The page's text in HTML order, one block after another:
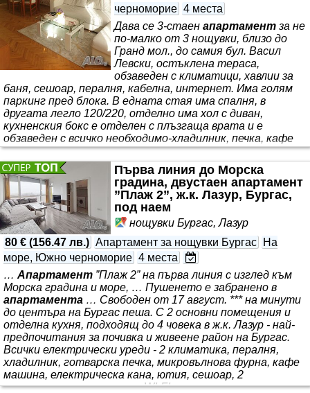
черноморие 4 места
Дава се 3-стаен апартамент за не
по-малко от 3 нощувки, близо до
Гранд мол., до самия бул. Васил
Левски, остъклена тераса,
обзаведен с климатици, хавлии за
баня, сешоар, пералня, кабелна, интернет. Има голям
паркинг пред блока. В едната стая има спалня, в
другата легло 120/220, отделно има хол с диван,
кухненския бокс е отделен с плъзгаща врата и е
обзаведен с всичко необходимо-хладилник, печка, кафе
машина за турско и с капсули, съдове за готвене. Баня и
тоалетна са отделни помещения. В края на блока има
денонощен магазин хр. стоки, заведението за готова
храна, спирката и аптеката са на 2-3 мин
Първа линия до Морска
градина, двустаен апартамент
”Плаж 2”, ж.к. Лазур, Бургас,
под наем
нощувки Бургас, Лазур
80 € (156.47 лв.) Апартамент за нощувки Бургас
На
море, Южно черноморие 4 места
… Апартамент ”Плаж 2” на първа линия с изглед към
Морска градина и море, … Пушенето е забранено в
апартамента … Свободен от 17 август. *** на минути
до центъра на Бургас пеша. С 2 основни помещения и
отделна кухня, подходящ до 4 човека в ж.к. Лазур - най-
предпочитания за почивка и живеене район на Бургас.
Всички електрически уреди - 2 климатика, пералня,
хладилник, готварска печка, микровълнова фурна, кафе
машина, електрическа кана, ютия, сешоар, 2
телевизора, вентилатор. WI-FI високоскоростен